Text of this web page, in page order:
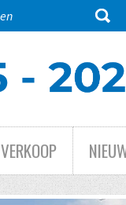
VERKOOP